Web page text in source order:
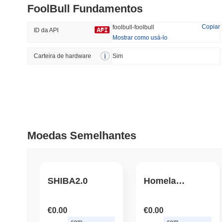
#203 #597
Tendências
FoolBull Fundamentos
ID da API foolbull-foolbull
Copiar
Mostrar como usá-lo
Carteira de hardware Sim
Moedas Semelhantes
SHIBA2.0
€0.00
Homelander
€0.00